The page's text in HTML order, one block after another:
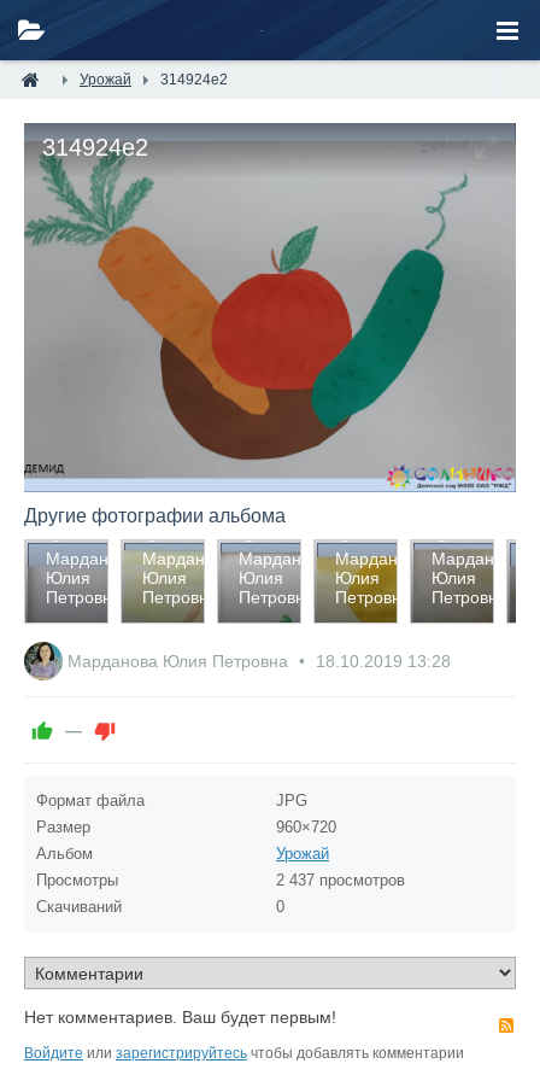
Урожай 314924e2
314924e2
Другие фотографии альбома
2356
0
0
Марданова
Юлия
Петровна
2402
0
0
Марданова
Юлия
Петровна
2364
0
0
Марданова
Юлия
Петровна
2614
0
1
Марданова
Юлия
Петровна
2409
0
0
Марданова
Юлия
Петровна
Марданова Юлия Петровна 18.10.2019 13:28
—
Формат файла
JPG
Размер
960×720
Альбом
Урожай
Просмотры
2 437 просмотров
Скачиваний
0
Нет комментариев. Ваш будет первым!
Войдите или зарегистрируйтесь чтобы добавлять комментарии